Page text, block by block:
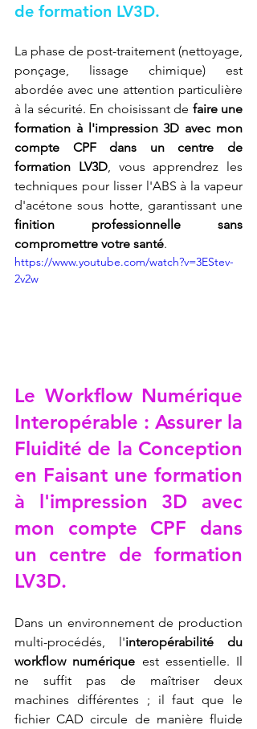
de formation LV3D.
La phase de post-traitement (nettoyage,
ponçage, lissage chimique) est
abordée avec une attention particulière
à la sécurité. En choisissant de faire une
formation à l'impression 3D avec mon
compte CPF dans un centre de
formation LV3D, vous apprendrez les
techniques pour lisser l'ABS à la vapeur
finition professionnelle sans
compromettre votre santé.
https://www.youtube.com/watch?v=3EStev-
2v2w
Le Workflow Numérique
Interopérable : Assurer la
Fluidité de la Conception
en Faisant une formation
à l'impression 3D avec
mon compte CPF dans
un centre de formation
LV3D.
Dans un environnement de production
multi-procédés, l'interopérabilité du
workflow numérique est essentielle. Il
ne suffit pas de maîtriser deux
machines différentes ; il faut que le
fichier CAD circule de manière fluide